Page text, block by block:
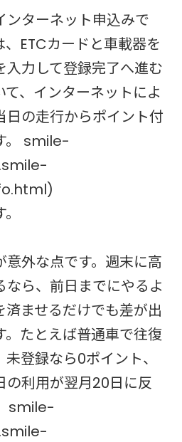
ンターネット申込みで
ETCカードと車載器を
入力して登録完了へ進む
、インターネットによ
日の走行からポイント付
。 smile-
意外な点です。週末に高
なら、前日までにやるよ
済ませるだけでも差が出
。たとえば普通車で往復
登録なら0ポイント、
の利用が翌月20日に反
smile-